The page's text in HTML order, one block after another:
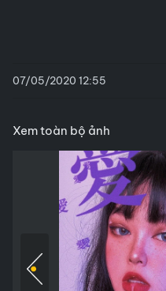
07/05/2020 12:55
Xem toàn bộ ảnh